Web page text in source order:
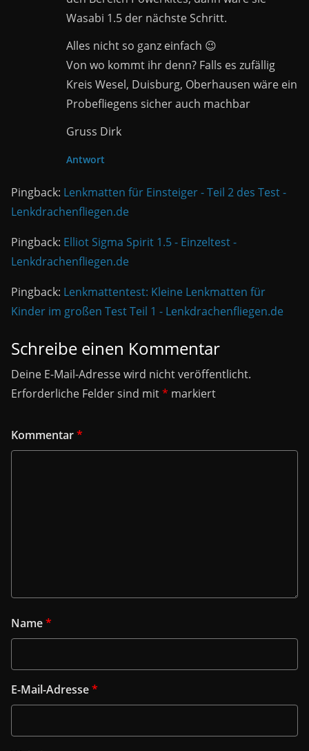
Wasabi 1.5 der nächste Schritt.
Alles nicht so ganz einfach 😉
Von wo kommt ihr denn? Falls es zufällig
Kreis Wesel, Duisburg, Oberhausen wäre ein
Probefliegens sicher auch machbar
Gruss Dirk
Antwort
Pingback: Lenkmatten für Einsteiger - Teil 2 des Test -
Lenkdrachenfliegen.de
Pingback: Elliot Sigma Spirit 1.5 - Einzeltest -
Lenkdrachenfliegen.de
Pingback: Lenkmattentest: Kleine Lenkmatten für
Kinder im großen Test Teil 1 - Lenkdrachenfliegen.de
Schreibe einen Kommentar
Deine E-Mail-Adresse wird nicht veröffentlicht.
Erforderliche Felder sind mit* markiert
Kommentar*
Name*
E-Mail-Adresse*